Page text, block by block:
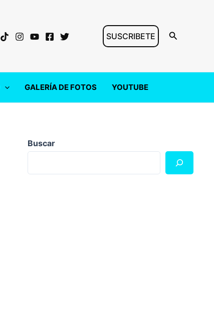
SUSCRIBETE Buscar
GALERÍA DE FOTOS YOUTUBE
Buscar